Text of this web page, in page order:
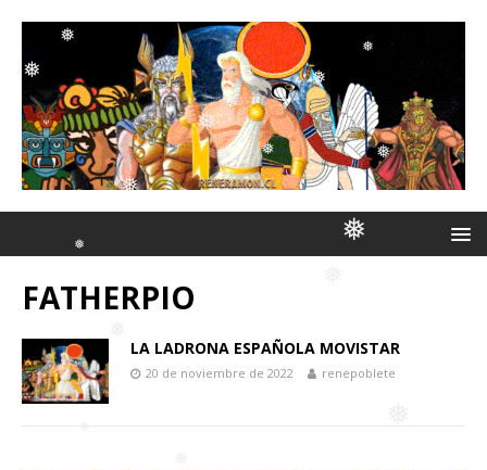
❅
❅
❅
❅
❅
❅
❅
❅
❅
FATHERPIO
LA LADRONA ESPAÑOLA MOVISTAR
20 de noviembre de 2022 renepoblete